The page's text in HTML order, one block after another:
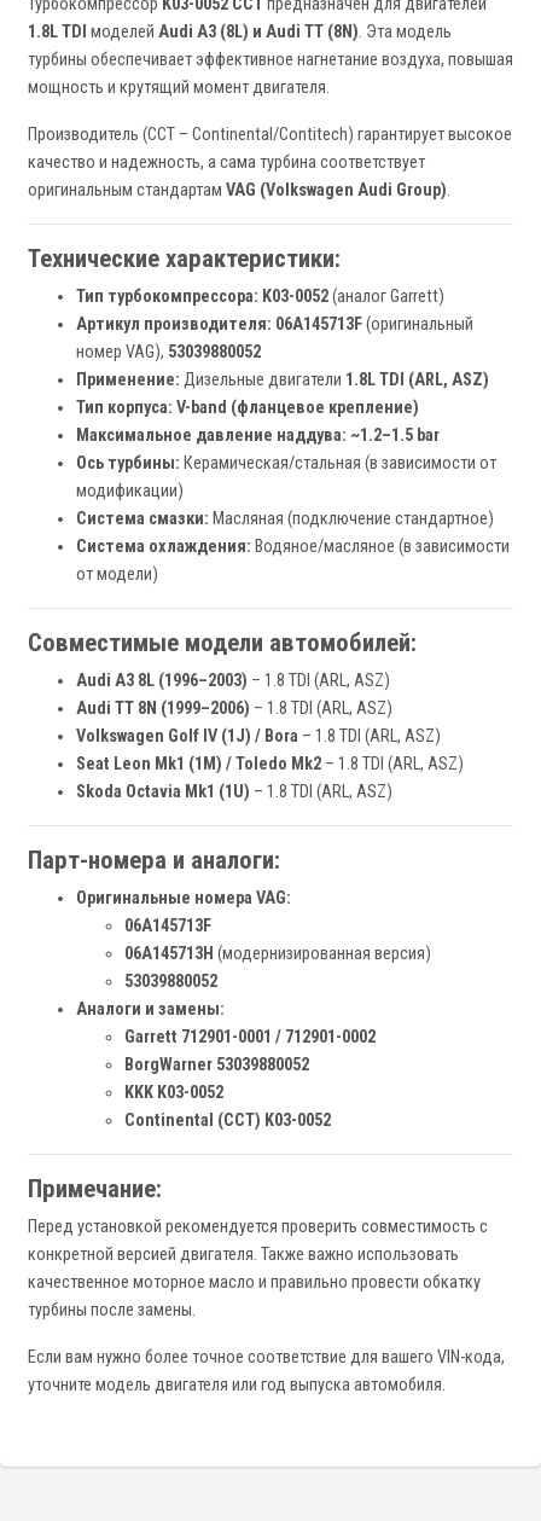
Турбокомпрессор K03-0052 CCTпредназначен для двигателей
1.8L TDI моделей Audi A3 (8L) и Audi TT (8N). Эта модель
турбины обеспечивает эффективное нагнетание воздуха, повышая
мощность и крутящий момент двигателя.
Производитель (CCT – Continental/Contitech) гарантирует высокое
качество и надежность, а сама турбина соответствует
оригинальным стандартам VAG (Volkswagen Audi Group).
Технические характеристики:
Тип турбокомпрессора: K03-0052(аналог Garrett)
Артикул производителя: 06A145713F(оригинальный
номер VAG), 53039880052
Применение: Дизельные двигатели 1.8L TDI (ARL, ASZ)
Тип корпуса: V-band (фланцевое крепление)
Максимальное давление наддува: ~1.2–1.5 bar
Ось турбины: Керамическая/стальная (в зависимости от
модификации)
Система смазки: Масляная (подключение стандартное)
Система охлаждения: Водяное/масляное (в зависимости
от модели)
Совместимые модели автомобилей:
Audi A3 8L (1996–2003) – 1.8 TDI (ARL, ASZ)
Audi TT 8N (1999–2006) – 1.8 TDI (ARL, ASZ)
Volkswagen Golf IV (1J) / Bora – 1.8 TDI (ARL, ASZ)
Seat Leon Mk1 (1M) / Toledo Mk2 – 1.8 TDI (ARL, ASZ)
Skoda Octavia Mk1 (1U) – 1.8 TDI (ARL, ASZ)
Парт-номера и аналоги:
Оригинальные номера VAG:
06A145713F
06A145713H (модернизированная версия)
53039880052
Аналоги и замены:
Garrett 712901-0001 / 712901-0002
BorgWarner 53039880052
KKK K03-0052
Continental (CCT) K03-0052
Примечание:
Перед установкой рекомендуется проверить совместимость с
конкретной версией двигателя. Также важно использовать
качественное моторное масло и правильно провести обкатку
турбины после замены.
Если вам нужно более точное соответствие для вашего VIN-кода,
уточните модель двигателя или год выпуска автомобиля.